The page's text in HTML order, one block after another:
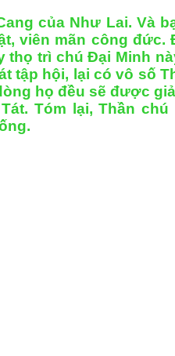
của Như Lai. Và
viên mãn công đức.
trì chú Ðại Minh
tập hội, lại có vô số
họ đều sẽ được
Tóm lại, Thần